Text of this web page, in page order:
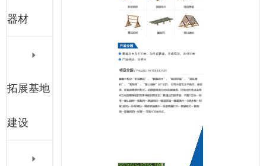
器材
拓展基地
建设